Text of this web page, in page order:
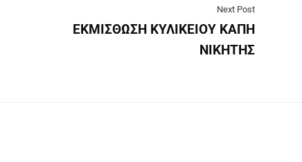
Next Post
ΕΚΜΙΣΘΩΣΗ ΚΥΛΙΚΕΙΟΥ ΚΑΠΗ
ΝΙΚΗΤΗΣ